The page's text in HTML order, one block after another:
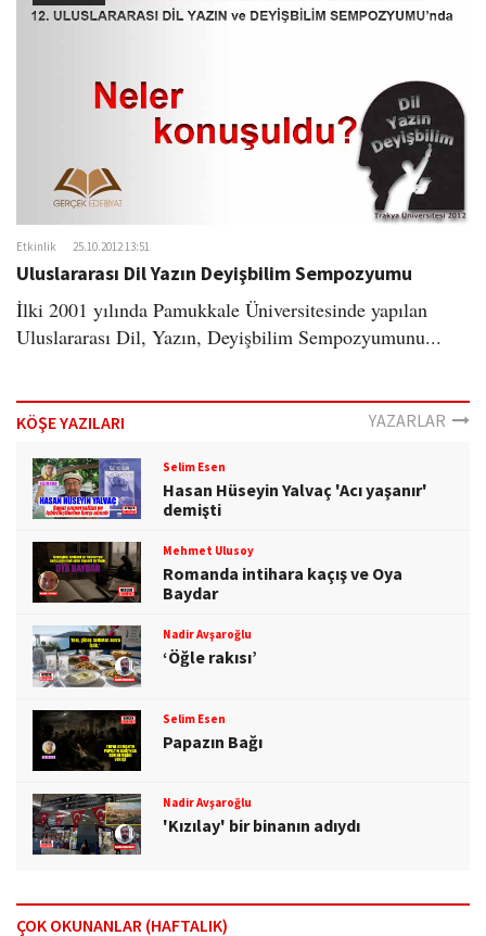
Etkinlik 25.10.2012 13:51
Uluslararası Dil Yazın Deyişbilim Sempozyumu
İlki 2001 yılında Pamukkale Üniversitesinde yapılan
Uluslararası Dil, Yazın, Deyişbilim Sempozyumunu...
KÖŞE YAZILARI YAZARLAR
Selim Esen
Hasan Hüseyin Yalvaç 'Acı yaşanır'
demişti
Mehmet Ulusoy
Romanda intihara kaçış ve Oya
Baydar
Nadir Avşaroğlu
‘Öğle rakısı’
Selim Esen
Papazın Bağı
Nadir Avşaroğlu
'Kızılay' bir binanın adıydı
ÇOK OKUNANLAR (HAFTALIK)